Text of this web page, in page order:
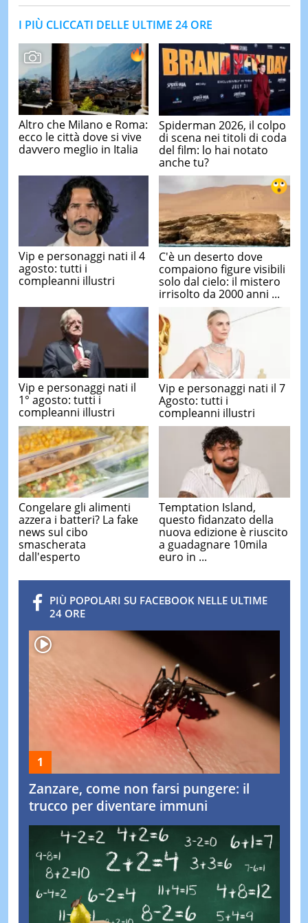
I PIÙ CLICCATI DELLE ULTIME 24 ORE
Altro che Milano e Roma:
ecco le città dove si vive
davvero meglio in Italia
Spiderman 2026, il colpo
di scena nei titoli di coda
del film: lo hai notato
anche tu?
Vip e personaggi nati il 4
agosto: tutti i
compleanni illustri
C'è un deserto dove
compaiono figure visibili
solo dal cielo: il mistero
irrisolto da 2000 anni ...
Vip e personaggi nati il
1° agosto: tutti i
compleanni illustri
Vip e personaggi nati il 7
Agosto: tutti i
compleanni illustri
Congelare gli alimenti
azzera i batteri? La fake
news sul cibo
smascherata
dall'esperto
Temptation Island,
questo fidanzato della
nuova edizione è riuscito
a guadagnare 10mila
euro in ...
PIÙ POPOLARI SU FACEBOOK NELLE ULTIME
24 ORE
Zanzare, come non farsi pungere: il
trucco per diventare immuni